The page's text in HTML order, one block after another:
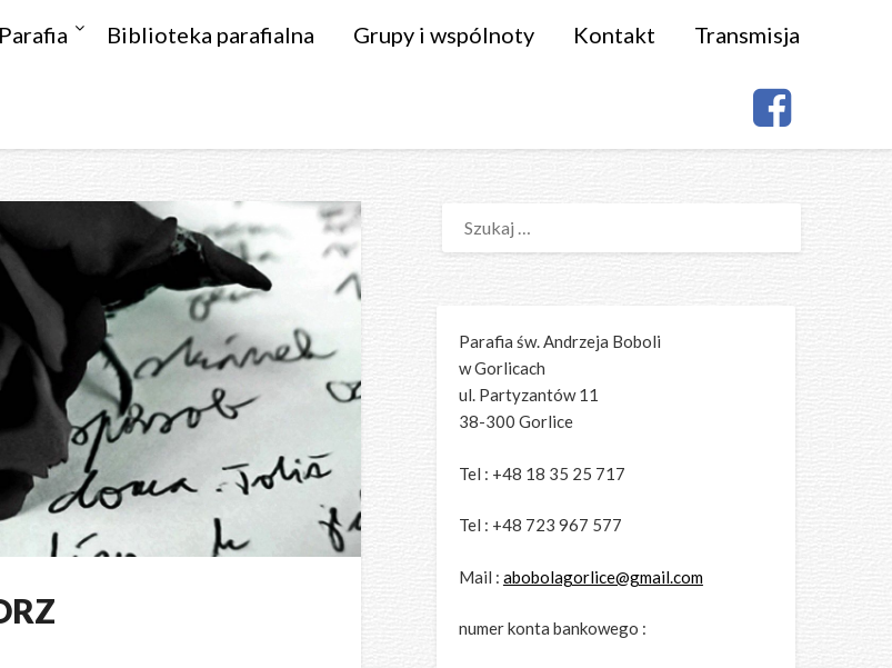
Parafia Biblioteka parafialna Grupy i wspólnoty Kontakt Transmisja
Parafia św. Andrzeja Boboli
w Gorlicach
ul. Partyzantów 11
38-300 Gorlice
Tel : +48 18 35 25 717
Tel : +48 723 967 577
Mail : abobolagorlice@gmail.com
numer konta bankowego :